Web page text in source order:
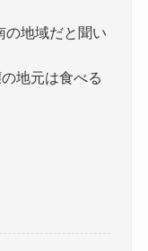
の地域だと聞い
地元は食べる